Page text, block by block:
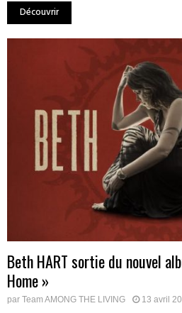
Découvrir
Beth HART sortie du nouvel
Home »
par Team AMONG THE LIVING 13 avril